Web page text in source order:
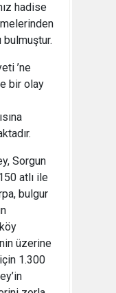
hadise
bulmuştur.
’ne
bir olay
Sorgun
atlı ile
bulgur
üzerine
1.300